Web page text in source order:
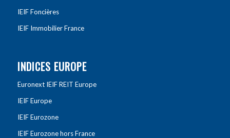
IEIF Foncières
IEIF Immobilier France
INDICES EUROPE
Euronext IEIF REIT Europe
IEIF Europe
IEIF Eurozone
IEIF Eurozone hors France